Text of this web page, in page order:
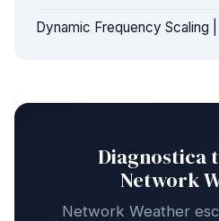
Dynamic Frequency Scaling
Diagnostica
Network
Network Weather